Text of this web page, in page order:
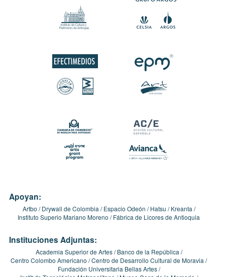
Apoyan:
Artbo Drywall de Colombia Espacio Odeón Hatsu
Kreanta
Instituto Superio Mariano Moreno
Fábrica de Licores de Antioquia
Instituciones Adjuntas:
Academia Superior de Artes
Banco de la República
Centro Colombo Americano Centro de Desarrollo Cultural de Moravia
Fundación Universitaria Bellas Artes